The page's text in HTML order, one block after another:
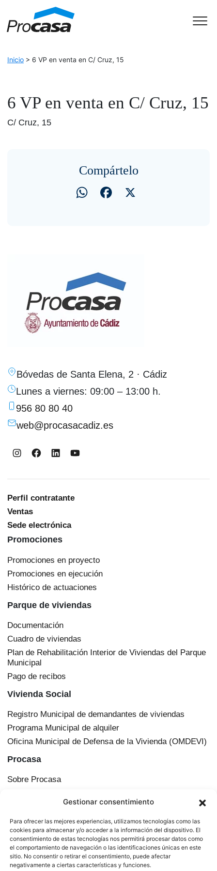
Gestionar consentimiento
Para ofrecer las mejores experiencias, utilizamos tecnologías como las
cookies para almacenar y/o acceder a la información del dispositivo. El
consentimiento de estas tecnologías nos permitirá procesar datos como
el comportamiento de navegación o las identificaciones únicas en este
sitio. No consentir o retirar el consentimiento, puede afectar
negativamente a ciertas características y funciones.
Main Navigation
Inicio > 6 VP en venta en C/ Cruz, 15
6 VP en venta en C/ Cruz, 15
C/ Cruz, 15
Compártelo
WhatsAppFacebook
Bóvedas de Santa Elena, 2 · Cádiz
Lunes a viernes: 09:00 – 13:00 h.
956 80 80 40
web@procasacadiz.es
Instagram
Facebook
LinkedInYouTube
Perfil contratante
Ventas
Sede electrónica
Promociones
Promociones en proyecto
Promociones en ejecución
Histórico de actuaciones
Parque de viviendas
Documentación
Cuadro de viviendas
Plan de Rehabilitación Interior de Viviendas del Parque
Municipal
Pago de recibos
Vivienda Social
Registro Municipal de demandantes de viviendas
Programa Municipal de alquiler
Oficina Municipal de Defensa de la Vivienda (OMDEVI)
Procasa
Sobre Procasa
Información corporativa
Órganos de administración
Plan Municipal de Vivienda y Suelo de Cádiz
Actualidad
Contacto